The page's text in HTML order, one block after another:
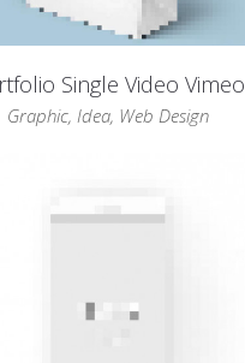
Single Video Vimeo
Graphic, Idea, Web Design